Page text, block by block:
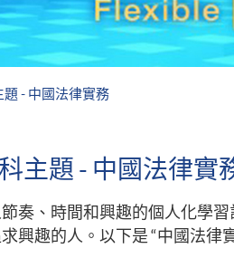
- 中國法律實務
主題 - 中國法律實
奏、時間和興趣的個人化學
興趣的人。以下是 “中國法律